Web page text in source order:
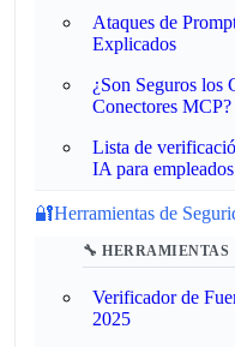
Ataques de
Explicados
¿Son Seguros los
Conectores MCP?
Lista de
IA para empleados
🔐Herramientas de
🔧 HERRAMIENTAS
Verificador de
2025